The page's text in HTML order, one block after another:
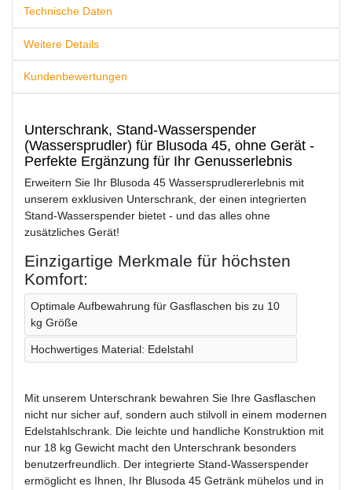
Technische Daten
Weitere Details
Kundenbewertungen
Unterschrank, Stand-Wasserspender
(Wassersprudler) für Blusoda 45, ohne Gerät -
Perfekte Ergänzung für Ihr Genusserlebnis
Erweitern Sie Ihr Blusoda 45 Wassersprudlererlebnis mit
unserem exklusiven Unterschrank, der einen integrierten
Stand-Wasserspender bietet - und das alles ohne
zusätzliches Gerät!
Einzigartige Merkmale für höchsten
Komfort:
Optimale Aufbewahrung für Gasflaschen bis zu 10
kg Größe
Hochwertiges Material: Edelstahl
Mit unserem Unterschrank bewahren Sie Ihre Gasflaschen
nicht nur sicher auf, sondern auch stilvoll in einem modernen
Edelstahlschrank. Die leichte und handliche Konstruktion mit
nur 18 kg Gewicht macht den Unterschrank besonders
benutzerfreundlich. Der integrierte Stand-Wasserspender
ermöglicht es Ihnen, Ihr Blusoda 45 Getränk mühelos und in